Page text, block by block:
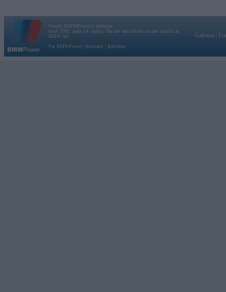
Vortāls BMWPower.lv darbojas
kopš 2002. gada 14. maija. Tas nav auto klubs un nav saistīts ar
BMW AG.
Par BMWPower
Kontakti Reklāma
Galvena